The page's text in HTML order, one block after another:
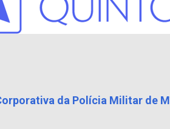
da Polícia Militar de